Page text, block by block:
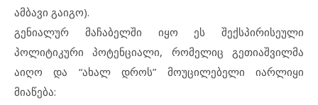
ამბავი გაიგო).
გენიალურ მაჩაბელში იყო ეს შექსპირისეული
პოლიტიკური პოტენციალი, რომელიც გეთიაშვილმა
აიღო და “ახალ დროს” მოუცილებელი იარლიყი
მიაწება: